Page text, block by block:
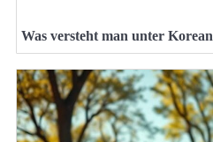
Was versteht man unter